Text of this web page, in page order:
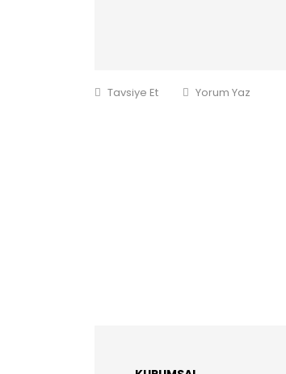
Tavsiye Et Yorum Yaz